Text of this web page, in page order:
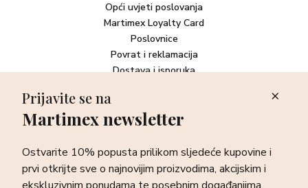
Opći uvjeti poslovanja
Martimex Loyalty Card
Poslovnice
Povrat i reklamacija
Dostava i isporuka
Newsletter
sve o najnovijim proizvodima, akcijskim i ekskluzivnim
ponudama te posebnim događanjima.
Prijavite se na
Martimex newsletter
Ostvarite 10% popusta prilikom sljedeće kupovine i
prvi otkrijte sve o najnovijim proizvodima, akcijskim i